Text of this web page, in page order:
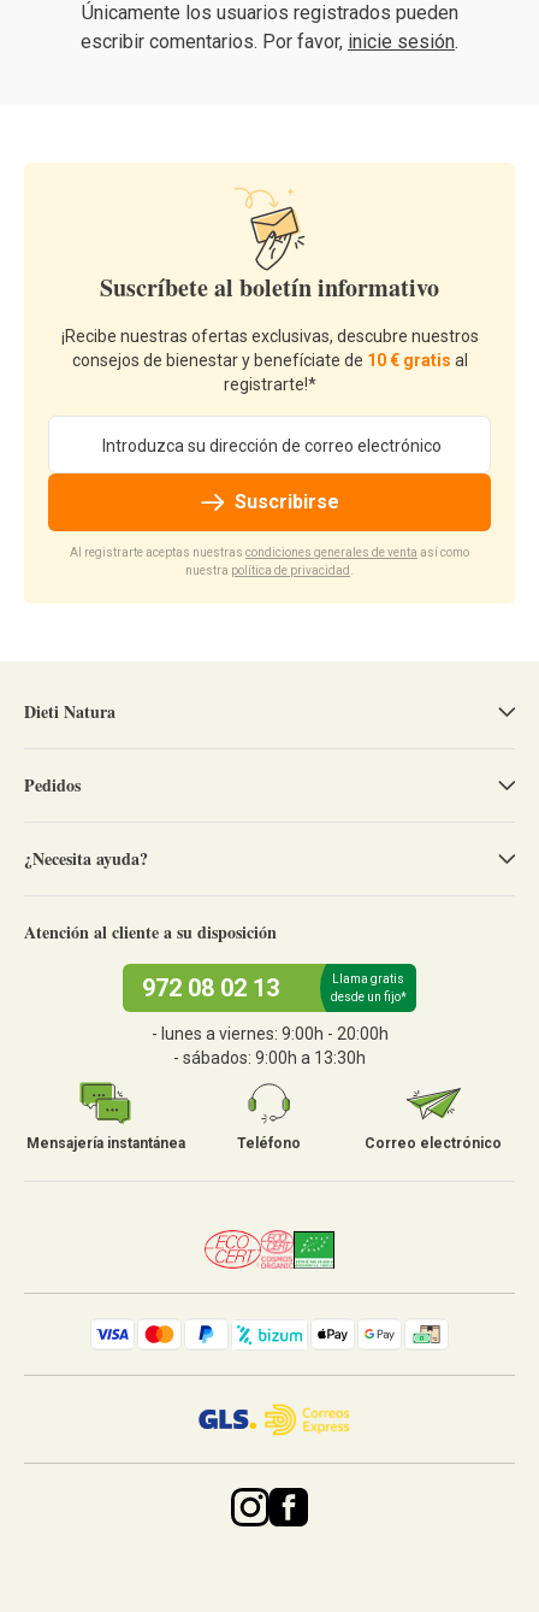
Únicamente los usuarios registrados pueden
escribir comentarios. Por favor, inicie sesión.
Suscríbete al boletín informativo
¡Recibe nuestras ofertas exclusivas, descubre nuestros
consejos de bienestar y benefíciate de 10 € gratis al
registrarte!*
Suscribirse
Al registrarte aceptas nuestras condiciones generales de venta así como
nuestra política de privacidad .
Dieti Natura
Pedidos
¿Necesita ayuda?
Atención al cliente a su disposición
972 08 02 13
Llama gratis
desde un fijo*
- lunes a viernes: 9:00h - 20:00h
- sábados: 9:00h a 13:30h
Mensajería instantánea Teléfono Correo electrónico